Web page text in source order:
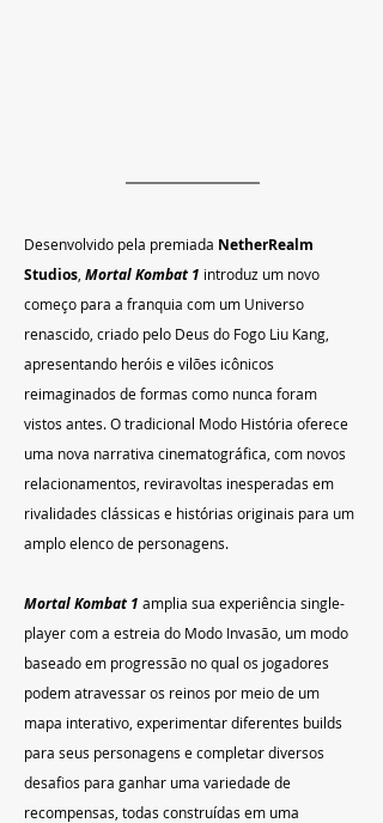
Desenvolvido pela premiada NetherRealm
Studios Mortal Kombat 1 introduz um novo
começo para a franquia com um Universo
renascido, criado pelo Deus do Fogo Liu Kang,
apresentando heróis e vilões icônicos
reimaginados de formas como nunca foram
vistos antes. O tradicional Modo História oferece
uma nova narrativa cinematográfica, com novos
relacionamentos, reviravoltas inesperadas em
rivalidades clássicas e histórias originais para um
amplo elenco de personagens.
Mortal Kombat 1 amplia sua experiência single-
player com a estreia do Modo Invasão, um modo
baseado em progressão no qual os jogadores
podem atravessar os reinos por meio de um
mapa interativo, experimentar diferentes builds
para seus personagens e completar diversos
desafios para ganhar uma variedade de
recompensas, todas construídas em uma